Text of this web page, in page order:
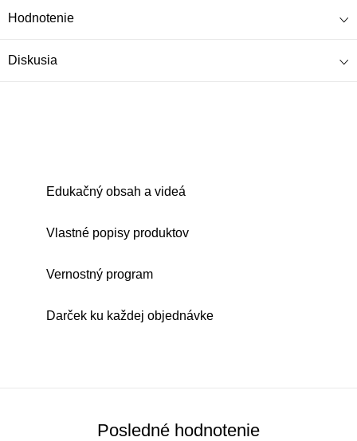
Hodnotenie
Diskusia
Edukačný obsah a videá
Vlastné popisy produktov
Vernostný program
Darček ku každej objednávke
Posledné hodnotenie